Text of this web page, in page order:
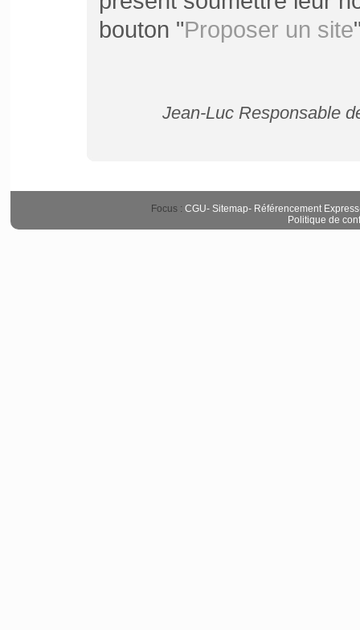
bouton "Proposer un site
Jean-Luc Responsable
Focus : CGU- Sitemap- Référencement Express
Politique de